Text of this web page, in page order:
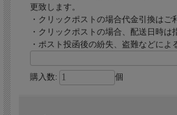
更致します。
・クリックポストの場合代金引換はご
・クリックポストの場合、配送日時は
・ポスト投函後の紛失、盗難などによ
購入数: 個